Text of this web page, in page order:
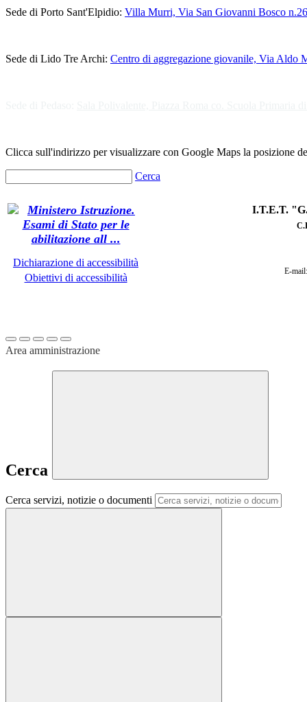
Sede di Porto Sant'Elpidio: Villa Murri, Via San Giovanni Bosco
Sede di Lido Tre Archi: Centro di aggregazione giovanile, Via Aldo
Clicca sull'indirizzo per visualizzare con Google Maps la posizione
Cerca
Dichiarazione di accessibilità
Obiettivi di accessibilità
I.T.E.T.
C
E-
Area amministrazione
Cerca
Cerca servizi, notizie o documenti